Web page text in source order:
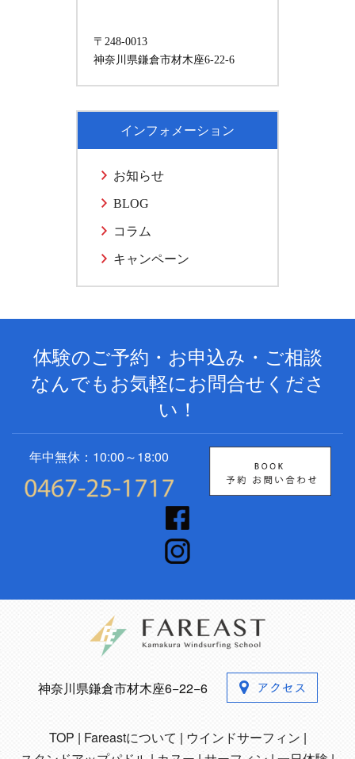
〒248-0013
神奈川県鎌倉市材木座6-22-6
インフォメーション
お知らせ
BLOG
コラム
キャンペーン
体験のご予約・お申込み・ご相談
なんでもお気軽にお問合せくださ
い！
年中無休：10:00～18:00
神奈川県鎌倉市材木座6−22−6
TOP Fareastについて
ウインドサーフィン